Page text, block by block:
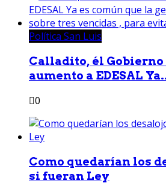
Política San Luis
Calladito, él
aumento a EDESAL
0
Como quedarían los
si fueran Ley